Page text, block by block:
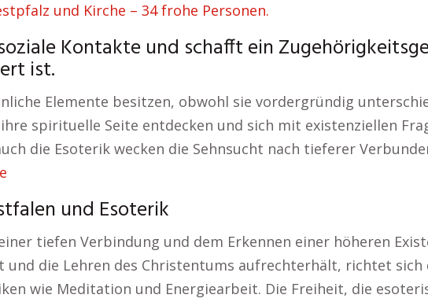
und Kirche – 34 frohe Personen.
Kontakte und schafft ein
ist.
Elemente besitzen, obwohl sie vordergründig
spirituelle Seite entdecken und sich mit existenziellen
die Esoterik wecken die Sehnsucht nach tieferer
und Esoterik
tiefen Verbindung und dem Erkennen einer höheren
und die Lehren des Christentums aufrechterhält, richtet sich
wie Meditation und Energiearbeit. Die Freiheit, die